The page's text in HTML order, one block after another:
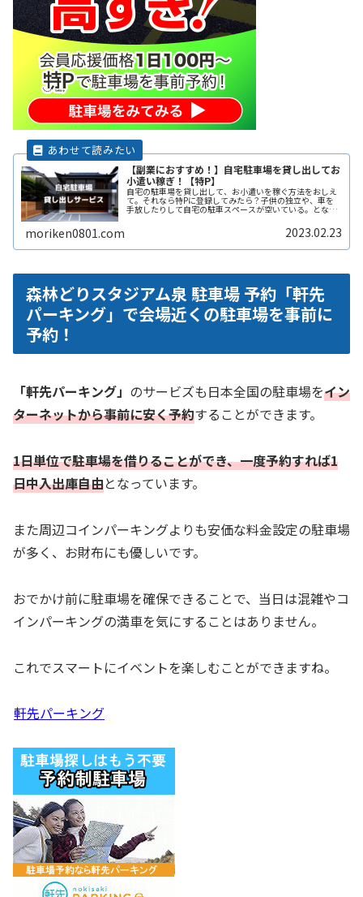
【副業におすすめ！】自宅駐車場を貸し出してお
小遣い稼ぎ！【特P】
自宅の駐車場を貸し出して、お小遣いを稼ぐ方法をおしえ
て。それなら特Pに登録してみたら？子供の独立や、車を
手放したりして自宅の駐車スペースが空いている。となり
貸すと副収入になると聞いたことがReadMore...
moriken0801.com 2023.02.23
森林どりスタジアム泉 駐車場 予約「軒先
パーキング」で会場近くの駐車場を事前に
予約！
「軒先パーキング」 のサービズも日本全国の駐車場をイン
ターネットから事前に安く予約することができます。
1日単位で駐車場を借りることができ、一度予約すれば1
日中入出庫自由となっています。
また周辺コインパーキングよりも安価な料金設定の駐車場
が多く、お財布にも優しいです。
おでかけ前に駐車場を確保できることで、当日は混雑やコ
インパーキングの満車を気にすることはありません。
これでスマートにイベントを楽しむことができますね。
軒先パーキング